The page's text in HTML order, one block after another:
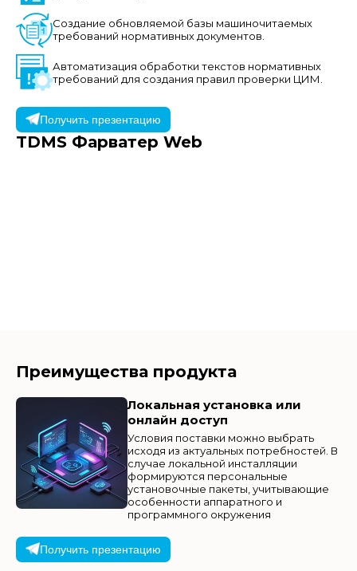
Создание обновляемой базы машиночитаемых
требований нормативных документов.
Автоматизация обработки текстов нормативных
требований для создания правил проверки ЦИМ.
Получить презентацию
TDMS Фарватер Web
Преимущества продукта
Локальная установка или
онлайн доступ
Условия поставки можно выбрать
исходя из актуальных потребностей. В
случае локальной инсталляции
формируются персональные
установочные пакеты, учитывающие
особенности аппаратного и
программного окружения
Получить презентацию